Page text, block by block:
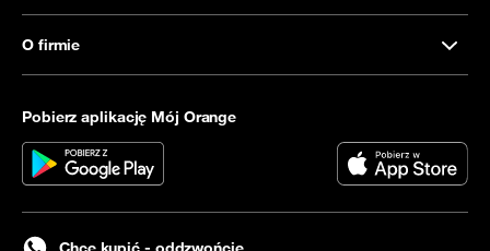
O firmie
Pobierz aplikację Mój Orange